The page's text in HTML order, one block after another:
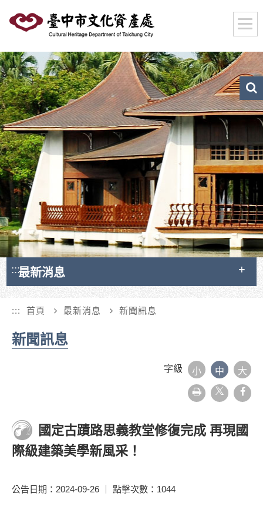
要
內
容
區
塊
:::最新消息
::: 首頁 最新消息 新聞訊息
新聞訊息
字級 小 中 大
友
善
國定古蹟路思義教堂修復完成 再現國
際級建築美學新風采！
公告日期：2024-09-26 ｜ 點擊次數：1044
文
化
資
搜
尋